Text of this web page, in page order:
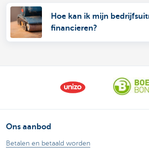
Hoe kan ik mijn
financieren?
Ons aanbod
Betalen en betaald worden